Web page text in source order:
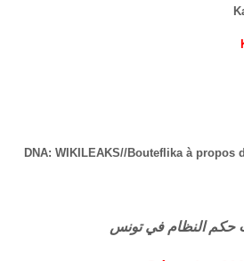
DNA: WIKILEAKS//Bouteflika à
حكم النظام في تونس